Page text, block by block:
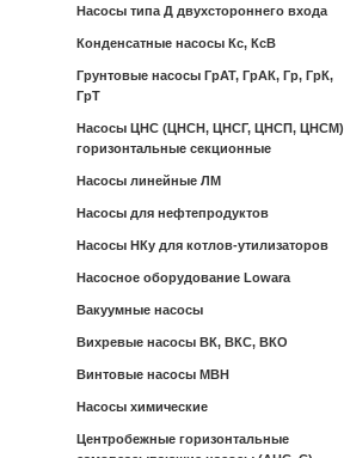
Насосы типа Д двухстороннего входа
Конденсатные насосы Кс, КсВ
Грунтовые насосы ГрАТ, ГрАК, Гр, ГрК,
ГрТ
Насосы ЦНС (ЦНСН, ЦНСГ, ЦНСП, ЦНСМ)
горизонтальные секционные
Насосы линейные ЛМ
Насосы для нефтепродуктов
Насосы НКу для котлов-утилизаторов
Насосное оборудование Lowara
Вакуумные насосы
Вихревые насосы ВК, ВКС, ВКО
Винтовые насосы МВН
Насосы химические
Центробежные горизонтальные